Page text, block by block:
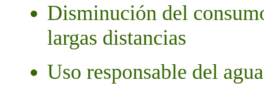
Disminución del
largas distancias
Uso responsable del